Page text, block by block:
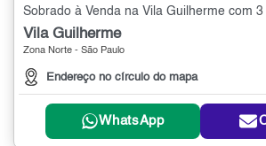
Sobrado à Venda na Vila Guilherme com
Vila Guilherme
Zona Norte - São Paulo
Endereço no círculo do mapa
WhatsApp